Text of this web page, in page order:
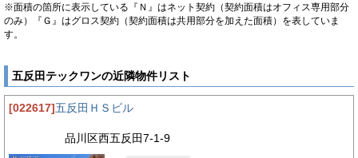
※面積の箇所に表示している『Ｎ』はネット契約（契約面積はオフィス専用部分
のみ）『Ｇ』はグロス契約（契約面積は共用部分を加えた面積）を表していま
す。
五反田テックワンの近隣物件リスト
[022617]五反田ＨＳビル
品川区西五反田7-1-9